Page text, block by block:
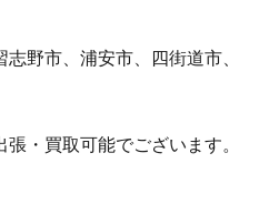
野市、浦安市、四街道市、
・買取可能でございます。